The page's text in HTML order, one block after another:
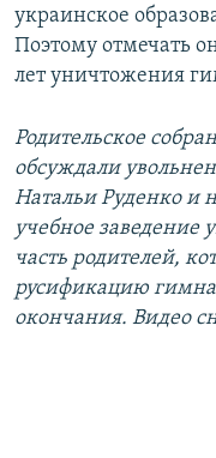
украинское
Поэтому отмечать
лет уничтожения
Родительское
обсуждали
Натальи Руденко и
учебное заведение
часть родителей,
русификацию
окончания. Видео